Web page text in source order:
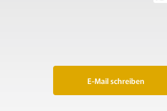
E-Mail schreiben